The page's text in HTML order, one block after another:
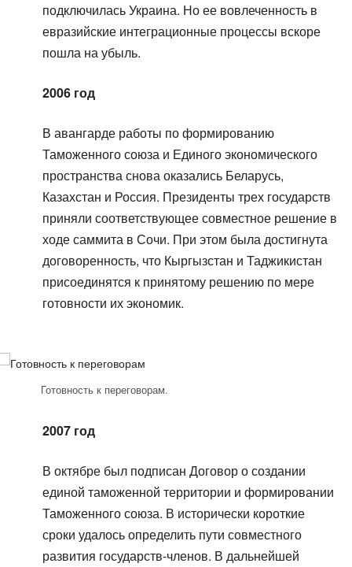
подключилась Украина. Но ее вовлеченность в
евразийские интеграционные процессы вскоре
пошла на убыль.
2006 год
В авангарде работы по формированию
Таможенного союза и Единого экономического
пространства снова оказались Беларусь,
Казахстан и Россия. Президенты трех государств
приняли соответствующее совместное решение в
ходе саммита в Сочи. При этом была достигнута
договоренность, что Кыргызстан и Таджикистан
присоединятся к принятому решению по мере
готовности их экономик.
Готовность к переговорам.
2007 год
В октябре был подписан Договор о создании
единой таможенной территории и формировании
Таможенного союза. В исторически короткие
сроки удалось определить пути совместного
развития государств-членов. В дальнейшей